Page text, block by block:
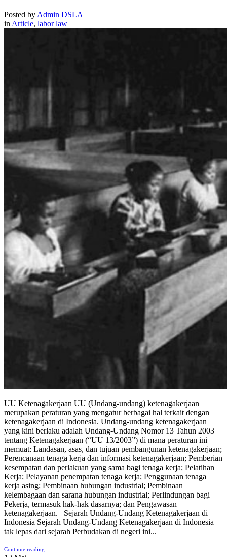
Posted by Admin DSLA
in Article, labor law
UU Ketenagakerjaan UU (Undang-undang) ketenagakerjaan
merupakan peraturan yang mengatur berbagai hal terkait dengan
ketenagakerjaan di Indonesia. Undang-undang ketenagakerjaan
yang kini berlaku adalah Undang-Undang Nomor 13 Tahun 2003
tentang Ketenagakerjaan (“UU 13/2003”) di mana peraturan ini
memuat: Landasan, asas, dan tujuan pembangunan ketenagakerjaan;
Perencanaan tenaga kerja dan informasi ketenagakerjaan; Pemberian
kesempatan dan perlakuan yang sama bagi tenaga kerja; Pelatihan
Kerja; Pelayanan penempatan tenaga kerja; Penggunaan tenaga
kerja asing; Pembinaan hubungan industrial; Pembinaan
kelembagaan dan sarana hubungan industrial; Perlindungan bagi
Pekerja, termasuk hak-hak dasarnya; dan Pengawasan
ketenagakerjaan. Sejarah Undang-Undang Ketenagakerjaan di
Indonesia Sejarah Undang-Undang Ketenagakerjaan di Indonesia
tak lepas dari sejarah Perbudakan di negeri ini...
Continue reading